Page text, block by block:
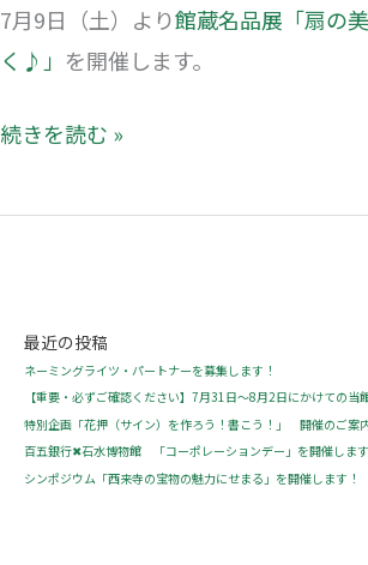
7月9日（土）より館蔵名品展「扇の
く♪」 を開催します。
続きを読む »
最近の投稿
ネーミングライツ・パートナーを募集します！
【重要・必ずご確認ください】7月31日～8月2日にかけての当
特別企画「花押（サイン）を作ろう！書こう！」 開催のご案
百五銀行✖石水博物館 「コーポレーションデー」を開催します
シンポジウム「西来寺の宝物の魅力にせまる」を開催します！